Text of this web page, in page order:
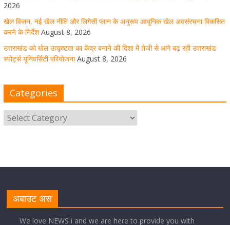
August 8, 2026 1 Comment
मुख्य सचिव ने कहा- कौशल विकास से संबंधित सभी विभाग एक
2026
खेल विजन, नई खेल नीति और लिगेसी प्लान के अनुरूप आधुनिक खेल अवसंरचना विकसित
करने के निर्देश August 8, 2026
उत्तराखंड को खेल उत्कृष्टता का केंद्र बनाने की दिशा में तेजी से आगे बढ़ रही उत्तराखंड
स्पोर्ट्स यूनिवर्सिटी परियोजना August 8, 2026
Categories
अबाउट अस
We love NEWS i and we are here to provide you with